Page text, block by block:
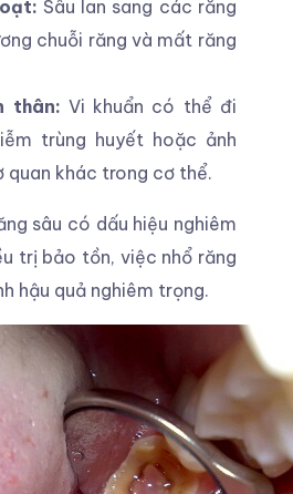
Sâu lan sang các răng
chuỗi răng và mất răng
thân: Vi khuẩn có thể đi
trùng huyết hoặc ảnh
quan khác trong cơ thể.
sâu có dấu hiệu nghiêm
trị bảo tồn, việc nhổ răng
hậu quả nghiêm trọng.